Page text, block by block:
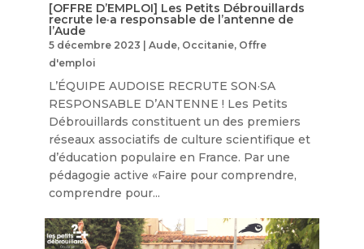
[OFFRE D’EMPLOI] Les Petits Débrouillards
recrute le·a responsable de l’antenne de
l’Aude
5 décembre 2023 Aude, Occitanie, Offre
d'emploi
L’ÉQUIPE AUDOISE RECRUTE SON·SA
RESPONSABLE D’ANTENNE ! Les Petits
Débrouillards constituent un des premiers
réseaux associatifs de culture scientifique et
d’éducation populaire en France. Par une
pédagogie active «Faire pour comprendre,
comprendre pour...